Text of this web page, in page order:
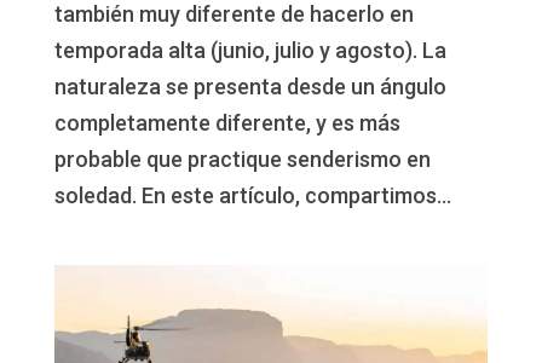
también muy diferente de hacerlo en
temporada alta (junio, julio y agosto). La
naturaleza se presenta desde un ángulo
completamente diferente, y es más
probable que practique senderismo en
soledad. En este artículo, compartimos...